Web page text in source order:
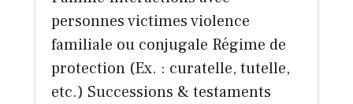
personnes victimes violence
familiale ou conjugale Régime de
protection (Ex. : curatelle, tutelle,
etc.) Successions & testaments